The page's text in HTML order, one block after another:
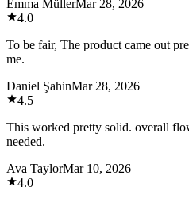
Emma MüllerMar 28, 2026
4.0
To be fair, The product came out
me.
Daniel ŞahinMar 28, 2026
4.5
This worked pretty solid. overall
needed.
Ava TaylorMar 10, 2026
4.0